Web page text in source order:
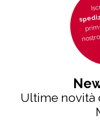
Ultime novità